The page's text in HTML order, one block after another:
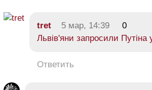
tret 5 мар, 14:39
0
Львів'яни запросили Путіна
Ответить